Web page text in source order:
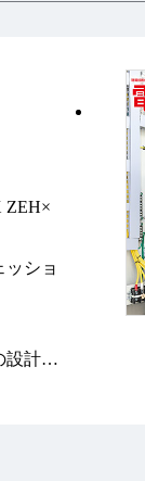
ZEH×
ッショ
設計講